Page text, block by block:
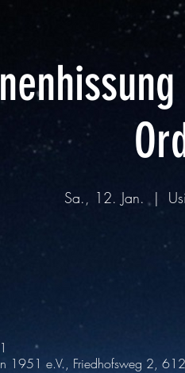
Sa., 12. Jan.
  |
1951 e.V., Friedhofsweg 2,